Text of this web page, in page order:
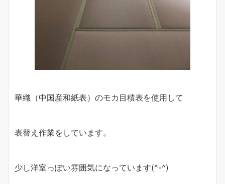
華織（中国産和紙表）のモカ目積表を使用して
表替え作業をしています。
少し洋室っぽい雰囲気になっています(^-^)